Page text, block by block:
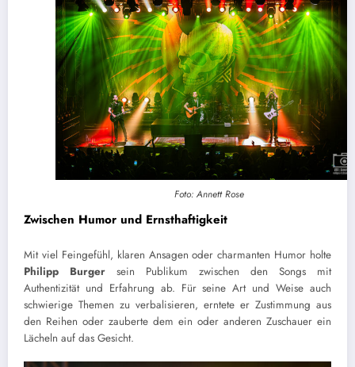
Foto: Annett Rose
Zwischen Humor und Ernsthaftigkeit
Mit viel Feingefühl, klaren Ansagen oder charmanten Humor holte
Philipp Burger sein Publikum zwischen den Songs mit
Authentizität und Erfahrung ab. Für seine Art und Weise auch
schwierige Themen zu verbalisieren, erntete er Zustimmung aus
den Reihen oder zauberte dem ein oder anderen Zuschauer ein
Lächeln auf das Gesicht.